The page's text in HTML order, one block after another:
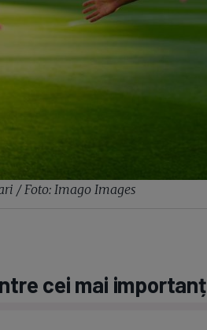
/ Foto: Imago Images
cei mai